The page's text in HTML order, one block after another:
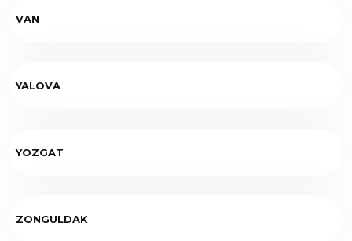
VAN
YALOVA
YOZGAT
ZONGULDAK